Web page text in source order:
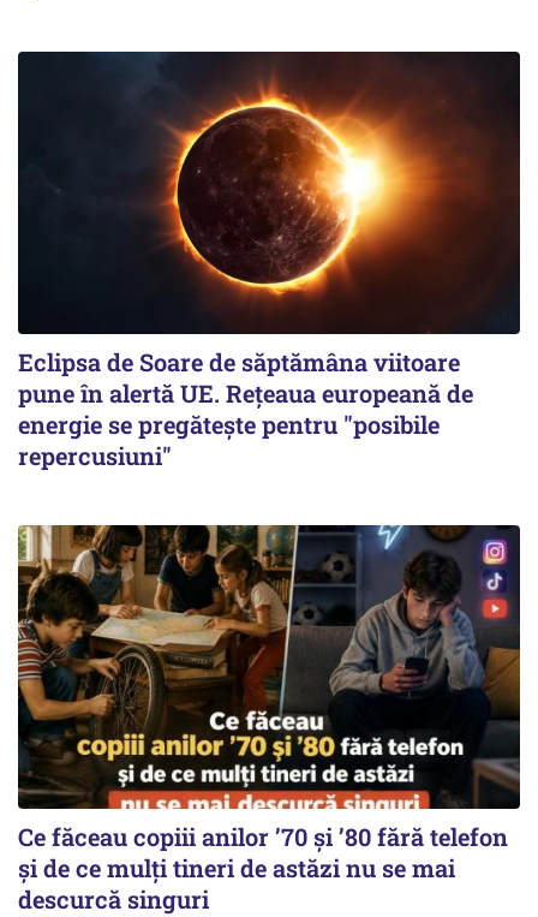
Eclipsa de Soare de săptămâna viitoare
pune în alertă UE. Rețeaua europeană de
energie se pregătește pentru "posibile
repercusiuni"
Ce făceau copiii anilor ’70 și ’80 fără telefon
și de ce mulți tineri de astăzi nu se mai
descurcă singuri